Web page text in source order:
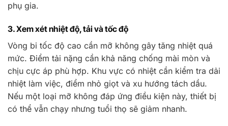
phụ gia.
3. Xem xét nhiệt độ, tải và tốc độ
Vòng bi tốc độ cao cần mỡ không gây tăng nhiệt quá
mức. Điểm tải nặng cần khả năng chống mài mòn và
chịu cực áp phù hợp. Khu vực có nhiệt cần kiểm tra dải
nhiệt làm việc, điểm nhỏ giọt và xu hướng tách dầu.
Nếu một loại mỡ không đáp ứng điều kiện này, thiết bị
có thể vẫn chạy nhưng tuổi thọ sẽ giảm nhanh.